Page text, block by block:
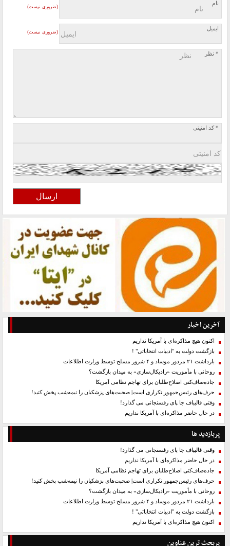
نام
(ضروری نیست)
ایمیل
(ضروری نیست)
* نظر
* کد امنیتی
آخرین اخبار
اکنون هیچ مذاکره‌ای با آمریکا نداریم
بازگشت دولت به "ادبیات انتخاباتی" !
بازداشت ۲۱ مزدور موساد و ۴ شرور مسلح توسط وزارت اطلاعات
روحانی با مأموریت «رادیکال‌سازی» به میدان بازگشت؟
جاده‌صاف‌کنی اصلاح‌طلبان برای تهاجم نظامی آمریکا
حرف‌های رئیس‌جمهور تکراری است| صحبت‌های پزشکیان را نیمه‌شب پخش کنید!
وقتی قالیباف جا پای رفسنجانی می گذارد!
در حال حاضر مذاکره‌ای با آمریکا نداریم
پربازدید ها
وقتی قالیباف جا پای رفسنجانی می گذارد!
در حال حاضر مذاکره‌ای با آمریکا نداریم
جاده‌صاف‌کنی اصلاح‌طلبان برای تهاجم نظامی آمریکا
حرف‌های رئیس‌جمهور تکراری است| صحبت‌های پزشکیان را نیمه‌شب پخش کنید!
روحانی با مأموریت «رادیکال‌سازی» به میدان بازگشت؟
بازداشت ۲۱ مزدور موساد و ۴ شرور مسلح توسط وزارت اطلاعات
بازگشت دولت به "ادبیات انتخاباتی" !
اکنون هیچ مذاکره‌ای با آمریکا نداریم
پربحث ترین عناوین